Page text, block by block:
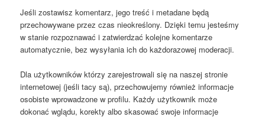
Jeśli zostawisz komentarz, jego treść i metadane będą
przechowywane przez czas nieokreślony. Dzięki temu jesteśmy
w stanie rozpoznawać i zatwierdzać kolejne komentarze
automatycznie, bez wysyłania ich do każdorazowej moderacji.
Dla użytkowników którzy zarejestrowali się na naszej stronie
internetowej (jeśli tacy są), przechowujemy również informacje
osobiste wprowadzone w profilu. Każdy użytkownik może
dokonać wglądu, korekty albo skasować swoje informacje